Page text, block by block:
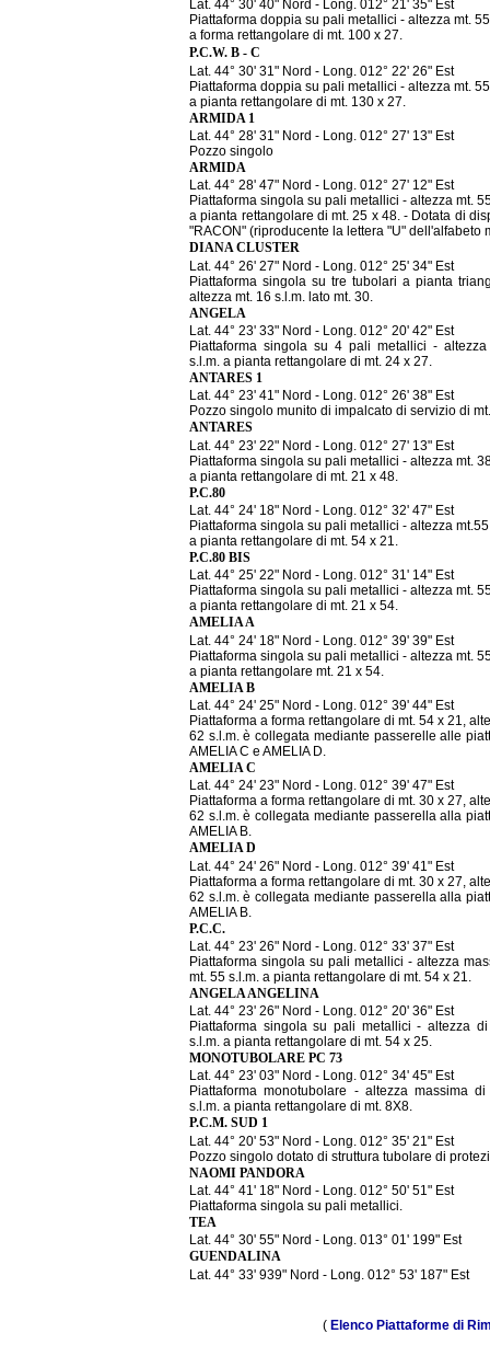
Lat. 44° 30' 40" Nord - Long. 012° 21' 35" Est
Piattaforma doppia su pali metallici - altezza mt.
a forma rettangolare di mt. 100 x 27.
P.C.W. B - C
Lat. 44° 30' 31" Nord - Long. 012° 22' 26" Est
Piattaforma doppia su pali metallici - altezza mt.
a pianta rettangolare di mt. 130 x 27.
ARMIDA 1
Lat. 44° 28' 31" Nord - Long. 012° 27' 13" Est
Pozzo singolo
ARMIDA
Lat. 44° 28' 47" Nord - Long. 012° 27' 12" Est
Piattaforma singola su pali metallici - altezza mt.
a pianta rettangolare di mt. 25 x 48. - Dotata di
"RACON" (riproducente la lettera "U" dell'alfabeto
DIANA CLUSTER
Lat. 44° 26' 27" Nord - Long. 012° 25' 34" Est
Piattaforma singola su tre tubolari a pianta
altezza mt. 16 s.l.m. lato mt. 30.
ANGELA
Lat. 44° 23' 33" Nord - Long. 012° 20' 42" Est
Piattaforma singola su 4 pali metallici -
s.l.m. a pianta rettangolare di mt. 24 x 27.
ANTARES 1
Lat. 44° 23' 41" Nord - Long. 012° 26' 38" Est
Pozzo singolo munito di impalcato di servizio di
ANTARES
Lat. 44° 23' 22" Nord - Long. 012° 27' 13" Est
Piattaforma singola su pali metallici - altezza mt.
a pianta rettangolare di mt. 21 x 48.
P.C.80
Lat. 44° 24' 18" Nord - Long. 012° 32' 47" Est
Piattaforma singola su pali metallici - altezza
a pianta rettangolare di mt. 54 x 21.
P.C.80 BIS
Lat. 44° 25' 22" Nord - Long. 012° 31' 14" Est
Piattaforma singola su pali metallici - altezza mt.
a pianta rettangolare di mt. 21 x 54.
AMELIA A
Lat. 44° 24' 18" Nord - Long. 012° 39' 39" Est
Piattaforma singola su pali metallici - altezza mt.
a pianta rettangolare mt. 21 x 54.
AMELIA B
Lat. 44° 24' 25" Nord - Long. 012° 39' 44" Est
Piattaforma a forma rettangolare di mt. 54 x 21,
62 s.l.m. è collegata mediante passerelle alle
AMELIA C e AMELIA D.
AMELIA C
Lat. 44° 24' 23" Nord - Long. 012° 39' 47" Est
Piattaforma a forma rettangolare di mt. 30 x 27,
62 s.l.m. è collegata mediante passerella alla
AMELIA B.
AMELIA D
Lat. 44° 24' 26" Nord - Long. 012° 39' 41" Est
Piattaforma a forma rettangolare di mt. 30 x 27,
62 s.l.m. è collegata mediante passerella alla
AMELIA B.
P.C.C.
Lat. 44° 23' 26" Nord - Long. 012° 33' 37" Est
Piattaforma singola su pali metallici - altezza
mt. 55 s.l.m. a pianta rettangolare di mt. 54 x 21.
ANGELA ANGELINA
Lat. 44° 23' 26" Nord - Long. 012° 20' 36" Est
Piattaforma singola su pali metallici - altezza
s.l.m. a pianta rettangolare di mt. 54 x 25.
MONOTUBOLARE PC 73
Lat. 44° 23' 03" Nord - Long. 012° 34' 45" Est
Piattaforma monotubolare - altezza massima
s.l.m. a pianta rettangolare di mt. 8X8.
P.C.M. SUD 1
Lat. 44° 20' 53" Nord - Long. 012° 35' 21" Est
Pozzo singolo dotato di struttura tubolare di
NAOMI PANDORA
Lat. 44° 41' 18" Nord - Long. 012° 50' 51" Est
Piattaforma singola su pali metallici.
TEA
Lat. 44° 30' 55" Nord - Long. 013° 01' 199" Est
GUENDALINA
Lat. 44° 33' 939" Nord - Long. 012° 53' 187" Est
( Elenco Piattaforme di